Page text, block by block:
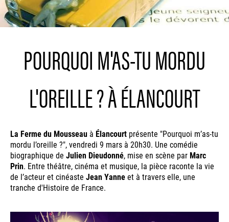
POURQUOI M'AS-TU MORDU
L'OREILLE ? À ÉLANCOURT
La Ferme du Mousseau à Élancourt présente "Pourquoi m’as-tu
mordu l’oreille ?", vendredi 9 mars à 20h30. Une comédie
biographique de Julien Dieudonné, mise en scène par Marc
Prin. Entre théâtre, cinéma et musique, la pièce raconte la vie
de l’acteur et cinéaste Jean Yanneet à travers elle, une
tranche d'Histoire de France.